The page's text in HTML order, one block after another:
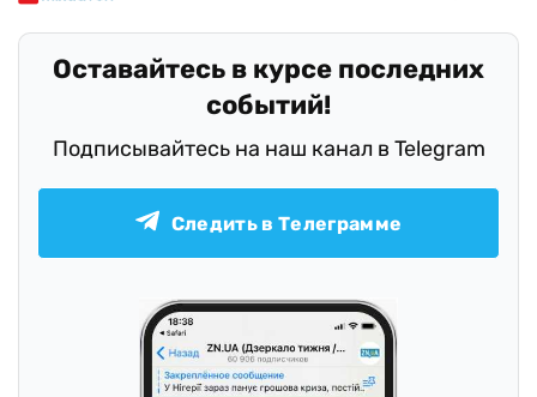
Оставайтесь в курсе последних
событий!
Подписывайтесь на наш канал в Telegram
Следить в Телеграмме